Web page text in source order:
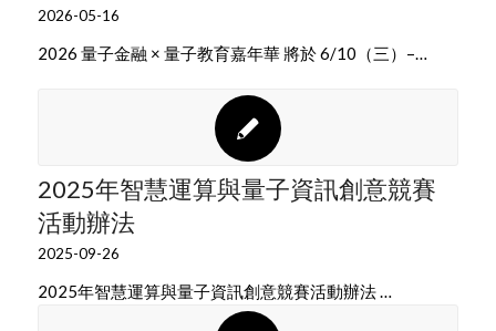
2026-05-16
2026 量子金融 × 量子教育嘉年華 將於 6/10（三）–…
2025年智慧運算與量子資訊創意競賽
活動辦法
2025-09-26
2025年智慧運算與量子資訊創意競賽活動辦法 …